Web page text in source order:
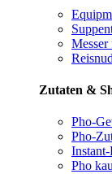
Messer
Zutaten &
Pho-
Pho-
Instant-
Pho